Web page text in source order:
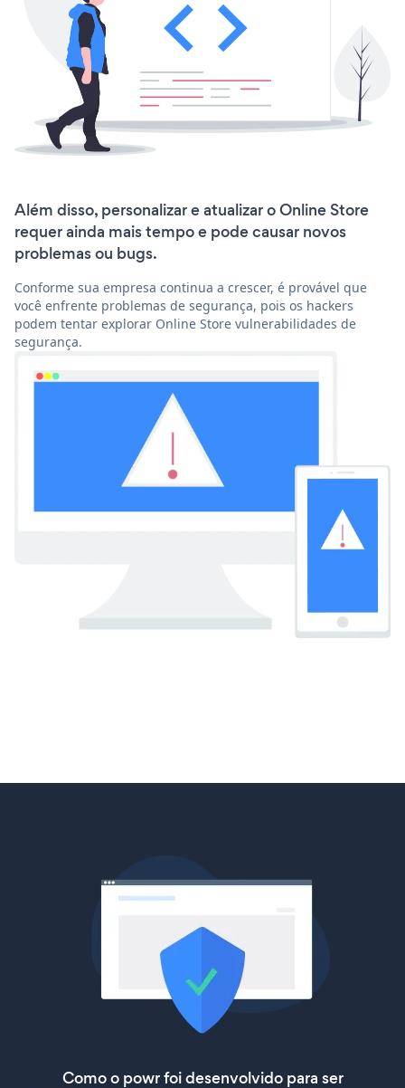
Além disso, personalizar e atualizar o Online Store
requer ainda mais tempo e pode causar novos
problemas ou bugs.
Conforme sua empresa continua a crescer, é provável que
você enfrente problemas de segurança, pois os hackers
podem tentar explorar Online Store vulnerabilidades de
segurança.
Como o powr foi desenvolvido para ser